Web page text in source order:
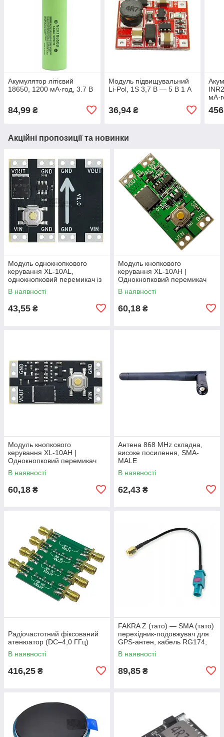
Акумулятор літієвий
18650, 1200 мА·год, 3.7 В
84,99 ₴
Модуль підвищувальний
Li-Pol, 1S 3,7 В — 5 В 1 А
36,94₴
Акційні пропозиції та новинки
Модуль однокнопкового
керування XL-10AL,
однокнопковий перемикач із
фіксацією, 5В 10А,
енергоефективний
В наявності
43,55 ₴
Модуль кнопкового
керування XL-10AH |
Однокнопковий перемикач
10A | Модуль з фіксацією |
Широкий діапазон
В наявності
60,18 ₴
Модуль кнопкового
керування XL-10AH |
Однокнопковий перемикач
10A | Модуль з фіксацією |
Широкий діапазон
В наявності
60,18 ₴
Антена 868 MHz складна,
високе посилення, SMA-
MALE
В наявності
62,43 ₴
Радіочастотний фіксований
атенюатор (DC–4,0 ГГц)
В наявності
416,25 ₴
FAKRA Z (тато) — SMA (тато)
перехідник-подовжувач для
GPS-антен, кабель RG174,
15 см
В наявності
89,85 ₴